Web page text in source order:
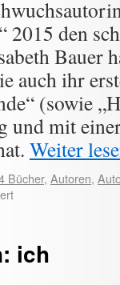
2015 den
Bauer
auch ihr
(sowie
mit
Weiter
Bücher, Autoren,
ich